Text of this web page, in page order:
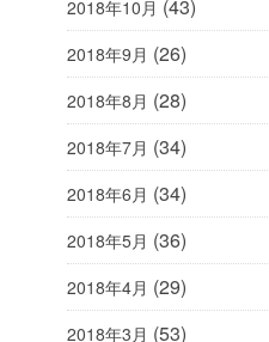
2018年10月 (43)
2018年9月 (26)
2018年8月 (28)
2018年7月 (34)
2018年6月 (34)
2018年5月 (36)
2018年4月 (29)
2018年3月 (53)